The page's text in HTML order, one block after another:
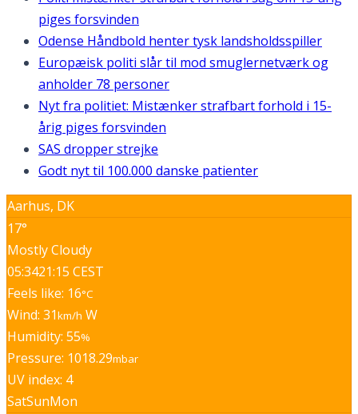
piges forsvinden
Odense Håndbold henter tysk landsholdsspiller
Europæisk politi slår til mod smuglernetværk og
anholder 78 personer
Nyt fra politiet: Mistænker strafbart forhold i 15-
årig piges forsvinden
SAS dropper strejke
Godt nyt til 100.000 danske patienter
Aarhus, DK
17°
Mostly Cloudy
05:3421:15 CEST
Feels like: 16°C
Wind: 31km/h W
Humidity: 55%
Pressure: 1018.29mbar
UV index: 4
SatSunMon